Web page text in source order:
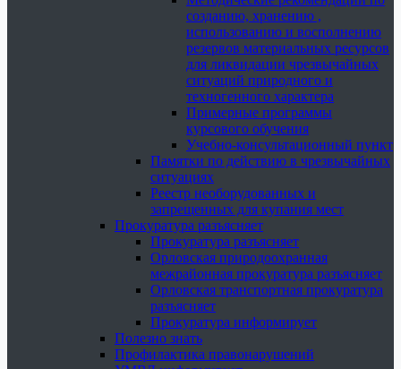
созданию, хранению ,
использованию и восполнению
резервов материальных ресурсов
для ликвидации чрезвычайных
ситуаций природного и
техногенного характера
Примерные программы
курсового обучения
Учебно-консультационный пункт
Памятки по действию в чрезвычайных
ситуациях
Реестр необорудованных и
запрещенных для купания мест
Прокуратура разъясняет
Прокуратура разъясняет
Орловская природоохранная
межрайонная прокуратура разъясняет
Орловская транспортная прокуратура
разъясняет
Прокуратура информирует
Полезно знать
Профилактика правонарушений